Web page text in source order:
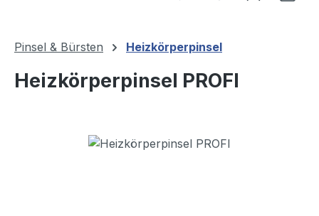
Pinsel & Bürsten Heizkörperpinsel
Heizkörperpinsel PROFI
Bildergalerie überspringen